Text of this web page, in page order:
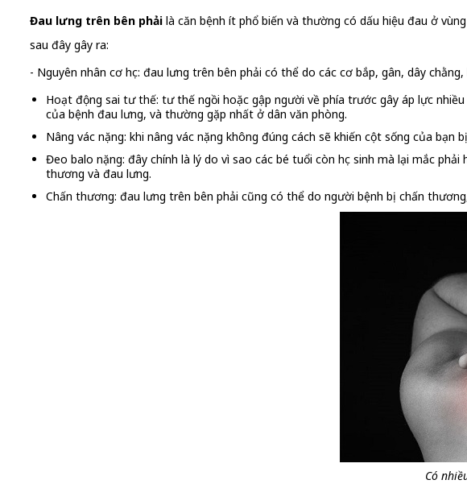
Đau lưng trên bên phải là căn bệnh ít phổ biến và thường có dấu hiệu đau ở
sau đây gây ra:
- Nguyên nhân cơ học: đau lưng trên bên phải có thể do các cơ bắp, gân, dây
Hoạt động sai tư thế: tư thế ngồi hoặc gập người về phía trước gây áp lực
của bệnh đau lưng, và thường gặp nhất ở dân văn phòng.
Nâng vác nặng: khi nâng vác nặng không đúng cách sẽ khiến cột sống của bạn
Đeo balo nặng: đây chính là lý do vì sao các bé tuổi còn học sinh mà lại mắc
thương và đau lưng.
Chấn thương: đau lưng trên bên phải cũng có thể do người bệnh bị chấn
Có